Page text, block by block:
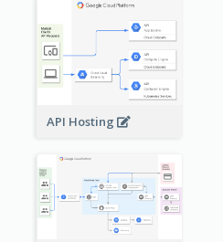
API Hosting